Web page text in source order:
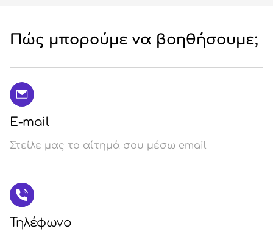
Πώς μπορούμε να βοηθήσουμε;
E-mail
Στείλε μας το αίτημά σου μέσω email
Τηλέφωνο